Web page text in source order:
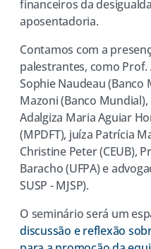
financeiros da
aposentadoria.
Contamos com a
palestrantes, como Prof.
Sophie Naudeau (Banco
Mazoni (Banco
Adalgiza Maria Aguiar
(MPDFT), juíza Patrícia
Christine Peter (CEUB),
Baracho (UFPA) e
SUSP - MJSP).
O seminário será um
discussão e reflexão